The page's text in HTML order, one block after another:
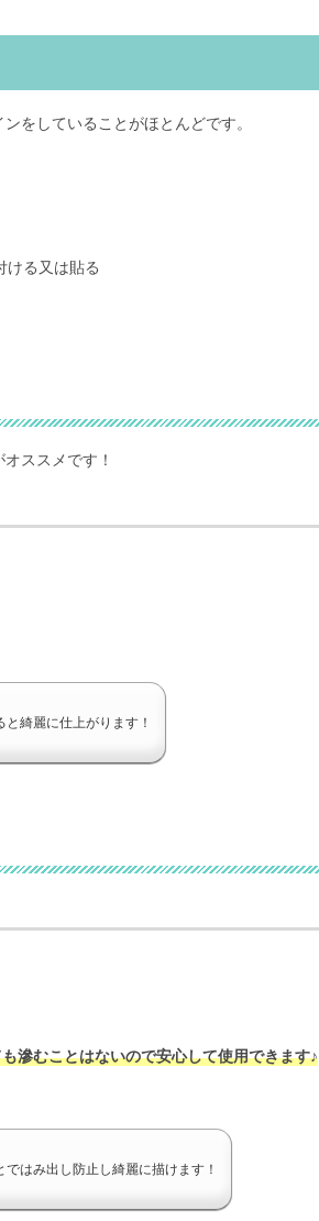
をしていることがほとんどです。
ける又は貼る
ススメです！
綺麗に仕上がります！
滲むことはないので安心して使用できます♪
はみ出し防止し綺麗に描けます！